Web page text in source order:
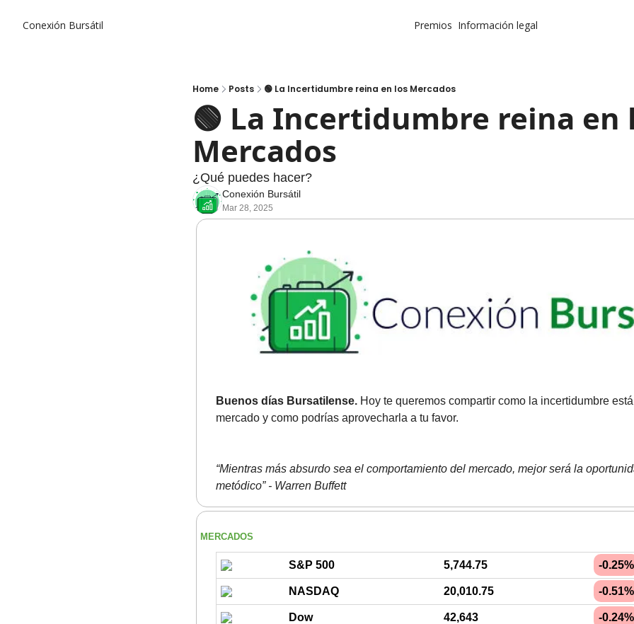
Conexión Bursátil Premios Información legal
Home Posts 🟢 La Incertidumbre reina en los Mercados
🟢 La Incertidumbre reina en
Mercados
¿Qué puedes hacer?
Conexión Bursátil
Mar 28, 2025
Buenos días Bursatilense. Hoy te queremos compartir como la incertidumbre
mercado y como podrías aprovecharla a tu favor.
“Mientras más absurdo sea el comportamiento del mercado, mejor será la
metódico” - Warren Buffett
MERCADOS
S&P 500 5,744.75 -0.25%
NASDAQ 20,010.75 -0.51%
Dow 42,643 -0.24%